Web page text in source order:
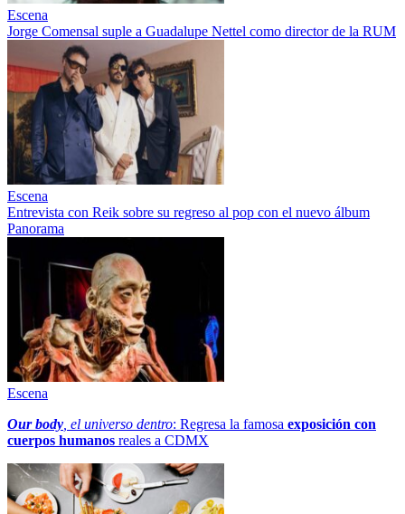
Escena
Jorge Comensal suple a Guadalupe Nettel como director de la RUM
Escena
Entrevista con Reik sobre su regreso al pop con el nuevo álbum
Panorama
Escena
Our body , el universo dentro: Regresa la famosa exposición con
cuerpos humanos reales a CDMX